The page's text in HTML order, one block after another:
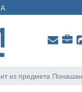
из предмета